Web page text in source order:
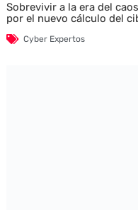
Sobrevivir a la era del
por el nuevo cálculo del
Cyber Expertos